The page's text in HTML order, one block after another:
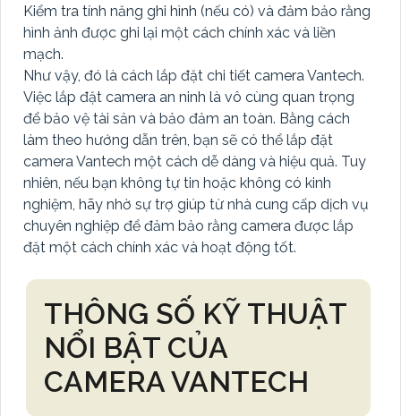
Kiểm tra tính năng ghi hình (nếu có) và đảm bảo rằng
hình ảnh được ghi lại một cách chính xác và liền
mạch.
Như vậy, đó là cách lắp đặt chi tiết camera Vantech.
Việc lắp đặt camera an ninh là vô cùng quan trọng
để bảo vệ tài sản và bảo đảm an toàn. Bằng cách
làm theo hướng dẫn trên, bạn sẽ có thể lắp đặt
camera Vantech một cách dễ dàng và hiệu quả. Tuy
nhiên, nếu bạn không tự tin hoặc không có kinh
nghiệm, hãy nhờ sự trợ giúp từ nhà cung cấp dịch vụ
chuyên nghiệp để đảm bảo rằng camera được lắp
đặt một cách chính xác và hoạt động tốt.
THÔNG SỐ KỸ THUẬT
NỔI BẬT CỦA
CAMERA VANTECH